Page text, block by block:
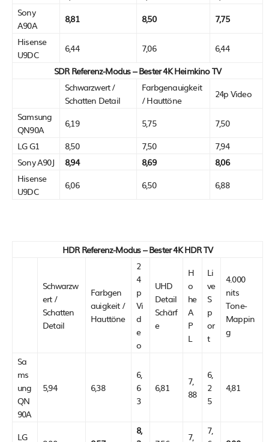
Sony
A90A
8,81 8,50
7,75
Hisense
U9DC
6,44 7,06
6,44
SDR Referenz-Modus – Bester 4K Heimkino TV
Schwarzwert /
Schatten Detail
Farbgenauigkeit
/ Hauttöne
24p Video
Samsung
QN90A
6,19 5,75
7,50
LG G1
8,50 7,50
7,94
Sony A90J
8,94 8,69
8,06
Hisense
U9DC
6,06 6,50 6,88
HDR Referenz-Modus – Bester 4K HDR TV
Schwarzw
ert /
Schatten
Detail
Farbgen
auigkeit /
Hauttöne
2
4
p
Vi
d
e
o
UHD
Detail
Schärf
e
H
o
he
A
P
L
Li
ve
S
p
or
t
4.000
nits
Tone-
Mappin
g
Sa
ms
ung
QN
90A
5,94 6,38
6,
6
3
6,81
7,
88
6,
2
5
4,81
LG
8,
7,
7,